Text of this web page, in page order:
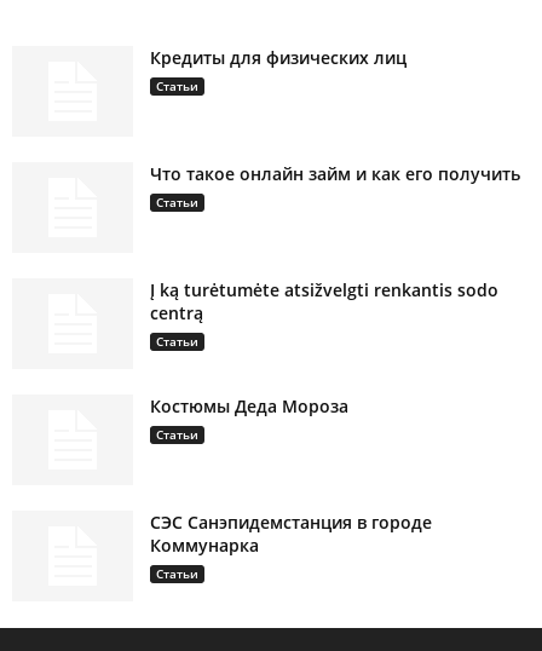
Кредиты для физических лиц
Статьи
Что такое онлайн займ и как его получить
Статьи
Į ką turėtumėte atsižvelgti renkantis sodo
centrą
Статьи
Костюмы Деда Мороза
Статьи
СЭС Санэпидемстанция в городе
Коммунарка
Статьи